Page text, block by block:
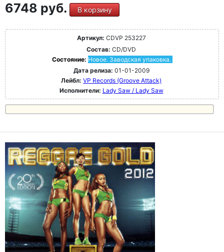
6748 руб. В корзину
Артикул: CDVP 253227
Состав: CD/DVD
Состояние: Новое. Заводская упаковка.
Дата релиза: 01-01-2009
Лейбл: VP Records (Groove Attack)
Исполнители: Lady Saw / Lady Saw